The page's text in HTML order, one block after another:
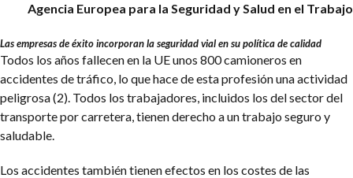
Agencia Europea para la Seguridad y Salud en el Trabajo
Las empresas de éxito incorporan la seguridad vial en su política de calidad
Todos los años fallecen en la UE unos 800 camioneros en
accidentes de tráfico, lo que hace de esta profesión una actividad
peligrosa (2). Todos los trabajadores, incluidos los del sector del
transporte por carretera, tienen derecho a un trabajo seguro y
saludable.
Los accidentes también tienen efectos en los costes de las